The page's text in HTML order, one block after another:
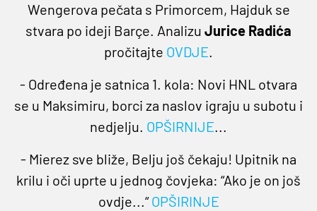
Wengerova pečata s Primorcem, Hajduk se
stvara po ideji Barçe. Analizu Jurice Radića
pročitajte OVDJE.
- Određena je satnica 1. kola: Novi HNL otvara
se u Maksimiru, borci za naslov igraju u subotu i
nedjelju. OPŠIRNIJE...
- Mierez sve bliže, Belju još čekaju! Upitnik na
krilu i oči uprte u jednog čovjeka: “Ako je on još
ovdje...“OPŠIRINJE